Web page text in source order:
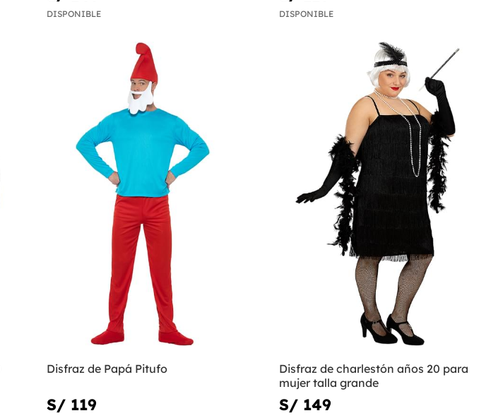
DISPONIBLE DISPONIBLE
Disfraz de Papá Pitufo
S/ 119
Disfraz de charlestón años 20 para
mujer talla grande
S/ 149